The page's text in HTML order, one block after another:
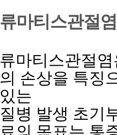
류마티스관절
류마티스관절
의 손상을 특징
있는
질병 발생 초기